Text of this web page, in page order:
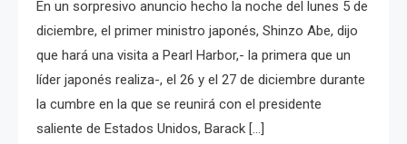
En un sorpresivo anuncio hecho la noche del lunes 5 de
diciembre, el primer ministro japonés, Shinzo Abe, dijo
que hará una visita a Pearl Harbor,- la primera que un
líder japonés realiza-, el 26 y el 27 de diciembre durante
la cumbre en la que se reunirá con el presidente
saliente de Estados Unidos, Barack […]